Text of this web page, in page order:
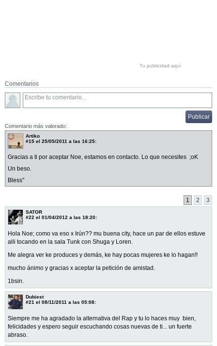
Tu publicidad aquí
Comentarios
Comentario más valorado:
Artiko
#15 el 25/05/2011 a las 16:25:
Gracias a ti por aceptar Noe, estamos en contacto. Lo que necesites ;oK
Un beso.
Bless"
1 2 3
SATOR
#22 el 01/04/2012 a las 18:20:
Hola Noe; como va eso x Irún?? mu buena city, hace un par de ellos estuve
alli tocando en la sala Tunk con Shuga y Loren.
Me alegra ver ke produces y demás, ke hay pocas mujeres ke lo hagan!!
mucho ánimo y gracias x aceptar la petición de amistad.
1bsin.
Dubiest
#21 el 08/11/2011 a las 05:08:
Siempre me ha agradado la alternativa del Rap y tu lo haces muy bien,
felicidades y espero seguir escuchando cosas nuevas de ti... un fuerte
abraso.